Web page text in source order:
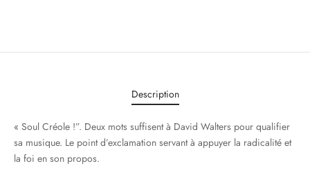
Description
« Soul Créole !”. Deux mots suffisent à David Walters pour qualifier
sa musique. Le point d’exclamation servant à appuyer la radicalité et
la foi en son propos.